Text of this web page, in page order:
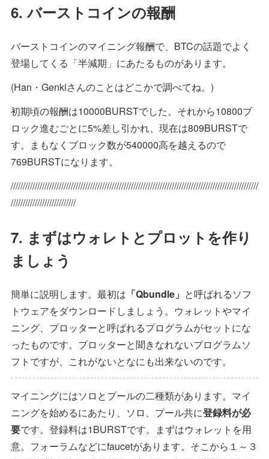
6. バーストコインの報酬
バーストコインのマイニング報酬で、BTCの話題でよく
登場してくる「半減期」にあたるものがあります。
(Han・Genkiさんのことはどこかで調べてね。)
初期頃の報酬は10000BURSTでした。それから10800ブ
ロック進むごとに5%差し引かれ、現在は809BURSTで
す。まもなくブロック数が540000高を越えるので
769BURSTになります。
///////////////////////////////////////////////////////////////////////////////////////////////////////
///////////////////////////
7. まずはウォレトとプロットを作り
ましょう
簡単に説明します。最初は 「Qbundle」 と呼ばれるソフ
トウェアをダウンロードしましょう。ウォレットやマイ
ニング、プロッターと呼ばれるプログラムがセットにな
ったものです。プロッターと聞きなれないプログラムソ
フトですが、これがないとなにも出来ないのです。
マイニングにはソロとプールの二種類があります。マイ
ニングを始めるにあたり、ソロ、プール共に登録料が必
要です。登録料は1BURSTです。まずはウォレットを用
意。フォーラムなどにfaucetがあります。そこから１～３